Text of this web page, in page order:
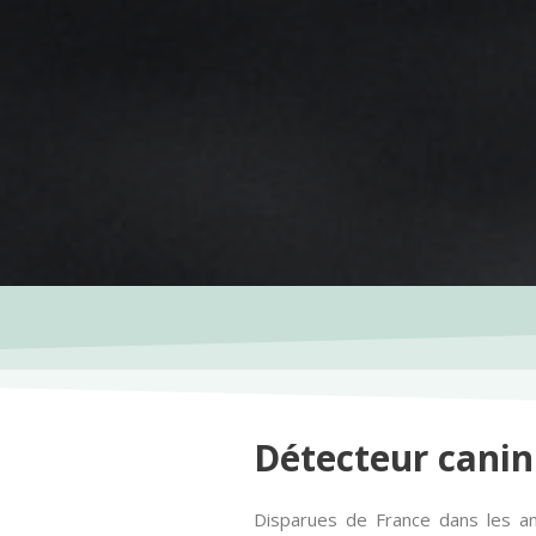
Détecteur
Disparues de France dans les